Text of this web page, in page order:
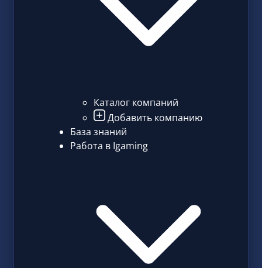
Каталог компаний
Добавить компанию
База знаний
Работа в Igaming